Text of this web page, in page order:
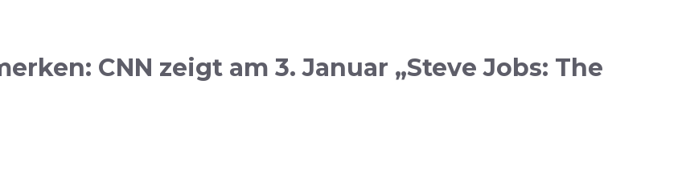
CNN zeigt am 3. Januar „Steve Jobs: The